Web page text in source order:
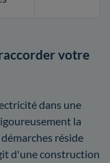
votre
dans une
la
réside
d'une construction